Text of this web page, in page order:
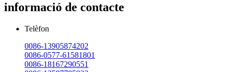
informació de contacte
Telèfon
0086-13905874202
0086-0577-61581801
0086-18167290551